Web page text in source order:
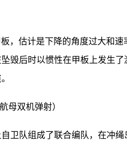
，估计是下降的角度过大和速
毁后时以惯性在甲板上发生
母双机弹射）
卫队组成了联合编队，在冲